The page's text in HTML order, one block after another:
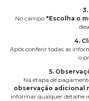
No campo "Escolha o
4.
Após conferir todas as
o
5.
Na etapa de
observação adicional
informar qualquer detalhe